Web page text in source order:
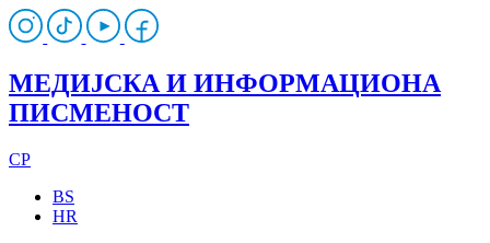
МЕДИЈСКА И ИНФОРМАЦИОНА
ПИСМЕНОСТ
CP
BS
HR